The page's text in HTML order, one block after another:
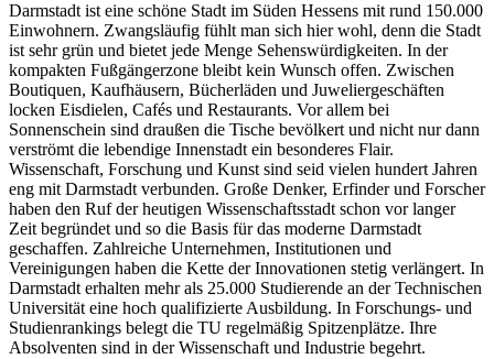
Darmstadt ist eine schöne Stadt im Süden Hessens mit rund 150.000
Einwohnern. Zwangsläufig fühlt man sich hier wohl, denn die Stadt
ist sehr grün und bietet jede Menge Sehenswürdigkeiten. In der
kompakten Fußgängerzone bleibt kein Wunsch offen. Zwischen
Boutiquen, Kaufhäusern, Bücherläden und Juweliergeschäften
locken Eisdielen, Cafés und Restaurants. Vor allem bei
Sonnenschein sind draußen die Tische bevölkert und nicht nur dann
verströmt die lebendige Innenstadt ein besonderes Flair.
Wissenschaft, Forschung und Kunst sind seid vielen hundert Jahren
eng mit Darmstadt verbunden. Große Denker, Erfinder und Forscher
haben den Ruf der heutigen Wissenschaftsstadt schon vor langer
Zeit begründet und so die Basis für das moderne Darmstadt
geschaffen. Zahlreiche Unternehmen, Institutionen und
Vereinigungen haben die Kette der Innovationen stetig verlängert. In
Darmstadt erhalten mehr als 25.000 Studierende an der Technischen
Universität eine hoch qualifizierte Ausbildung. In Forschungs- und
Studienrankings belegt die TU regelmäßig Spitzenplätze. Ihre
Absolventen sind in der Wissenschaft und Industrie begehrt.